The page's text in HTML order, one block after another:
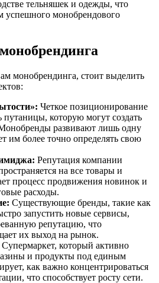
тельняшек и одежды, что
успешного монобрендового
монобрендинга, стоит выделить
Четкое позиционирование
путаницы, которую могут создать
развивают лишь одну
им более точно определять свою
Репутация компании
на все товары и
процесс продвижения новинок и
расходы.
Существующие бренды, такие как
запустить новые сервисы,
репутацию, что
их выход на рынок.
Супермаркет, который активно
и продукты под единым
как важно концентрироваться
что способствует росту сети.